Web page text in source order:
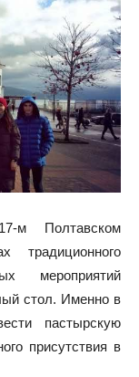
м Полтавском
традиционного
мероприятий
стол. Именно в
пастырскую
присутствия в